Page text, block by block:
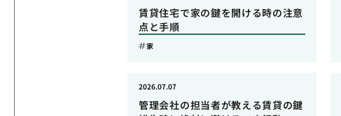
賃貸住宅で家の鍵を開ける時の注意
点と手順
家
管理会社の担当者が教える賃貸の鍵
2026.07.07